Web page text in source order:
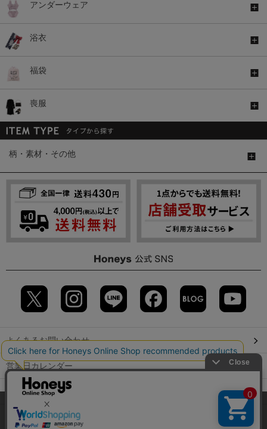
アンダーウェア
浴衣
福袋
喪服
柄・素材・その他
よくあるお問い合わせ
営業日カレンダー
店舗検索
GLOBAL GUIDE（海外からご利用のお客様）
当サイトでは、サイトの利便性向上のため、クッキー(Cookie)を使
用しています。詳しくは「
」をご覧くださ